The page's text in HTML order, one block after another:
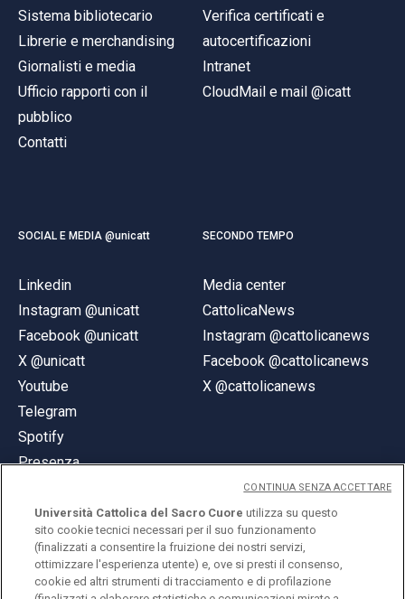
Sistema bibliotecario
Librerie e merchandising
Giornalisti e media
Ufficio rapporti con il
pubblico
Contatti
Verifica certificati e
autocertificazioni
Intranet
CloudMail e mail @icatt
SOCIAL E MEDIA @unicatt
Linkedin
Instagram @unicatt
Facebook @unicatt
X @unicatt
Youtube
Telegram
Spotify
Presenza
SECONDO TEMPO
Media center
CattolicaNews
Instagram @cattolicanews
Facebook @cattolicanews
X @cattolicanews
© Università Cattolica del Sacro Cuore
Università Cattolica del Sacro Cuore utilizza su questo
sito cookie tecnici necessari per il suo funzionamento
(finalizzati a consentire la fruizione dei nostri servizi,
ottimizzare l'esperienza utente) e, ove si presti il consenso,
cookie ed altri strumenti di tracciamento e di profilazione
CONTINUA SENZA ACCETTARE